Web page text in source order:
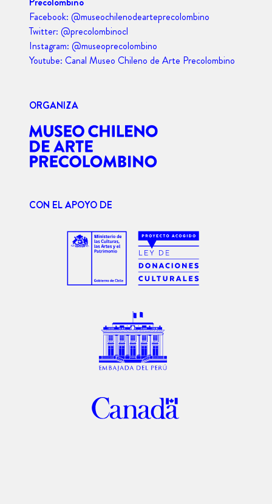
Facebook: @museochilenodearteprecolombino
Twitter: @precolombinocl
Instagram: @museoprecolombino
Youtube: Canal Museo Chileno de Arte Precolombino
ORGANIZA
CON EL APOYO DE